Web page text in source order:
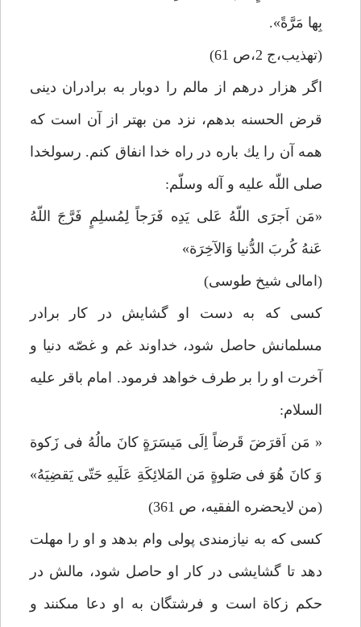
بِها مَرَّةً».
(تهذيب،ج 2،ص 61)
اگر هزار درهم از مالم را دوبار به برادران دينى
قرض الحسنه بدهم، نزد من بهتر از آن است كه
همه آن را يك باره در راه خدا انفاق كنم. رسولخدا
صلى اللّه عليه و آله وسلّم:
«مَن اَجرَى اللّهُ عَلى يَدِه فَرَجاً لِمُسلِمٍ فَرَّجَ اللّهُ
عَنهُ كُربَ الدُّنيا وَالآخِرَة»
(امالى شيخ طوسى)
كسى كه به دست او گشايش در كار برادر
مسلمانش حاصل شود، خداوند غم و غصّه دنيا و
آخرت او را بر طرف خواهد فرمود. امام باقر عليه
السلام:
« مَن اَقرَضَ قَرضاً اِلَى مَيسَرَةٍ كانَ مالُهُ فى زَكوة
وَ كانَ هُوَ فى صَلوةٍ مَن المَلائِكَةِ عَلَيهِ حَتّى يَقضِيَهُ»
(من لايحضره الفقيه، ص 361)
كسى كه به نيازمندى پولى وام بدهد و او را مهلت
دهد تا گشايشى در كار او حاصل شود، مالش در
حكم زكاة است و فرشتگان به او دعا مى‏كنند و